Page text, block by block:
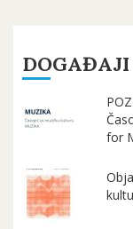
DOGAĐAJI
for